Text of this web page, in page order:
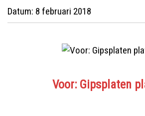
Datum: 8 februari 2018
Voor: Gipsplaten